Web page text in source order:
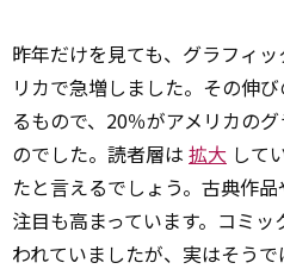
昨年だけを見ても、グラフィ
リカで急増しました。その伸
るもので、20％がアメリカの
のでした。読者層は 拡大 して
たと言えるでしょう。古典作
注目も高まっています。コミ
われていましたが、実はそう